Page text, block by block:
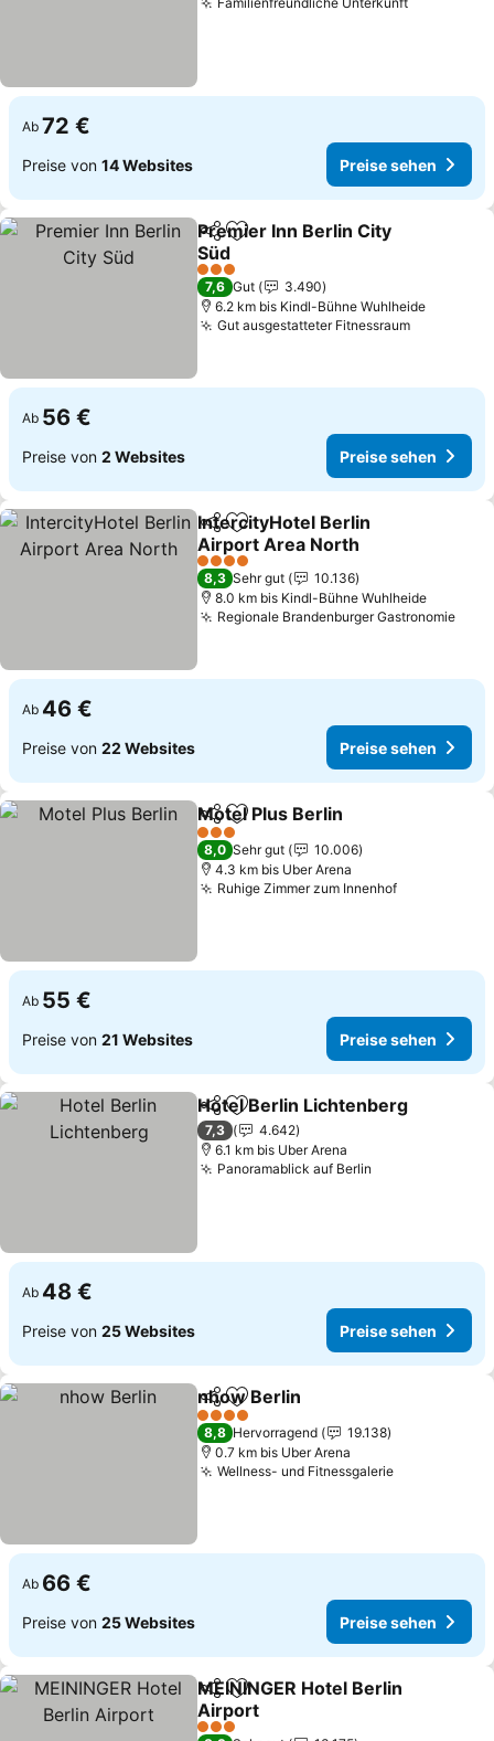
Preise
Ab 72 €
Preise von 14 Websites Preise sehen
TeilenZu Favoriten hinzufügen
Premier Inn Berlin City
Süd
Preise sehen
3 Sterne
7,6 Gut
3.490
6.2 km bis Kindl-Bühne Wuhlheide
Gut ausgestatteter FitnessraumPreise
Ab 56 €
Preise von 2 Websites Preise sehen
TeilenZu Favoriten hinzufügen
IntercityHotel Berlin
Airport Area North
Preise sehen
4 Sterne
8,3 Sehr gut
10.136
8.0 km bis Kindl-Bühne Wuhlheide
Regionale Brandenburger Gastronomie
Ab 46 €
Preise von 22 Websites Preise sehen
TeilenZu Favoriten hinzufügen
Motel Plus Berlin
3 Sterne
8,0 Sehr gut
10.006
4.3 km bis Uber Arena
Ruhige Zimmer zum InnenhofPreise
Ab 55 €
Preise von 21 Websites Preise sehen
TeilenZu Favoriten hinzufügen
Hotel Berlin Lichtenberg
7,3
4.642
6.1 km bis Uber Arena
Panoramablick auf Berlin
Ab 48 €
Preise von 25 Websites Preise sehen
TeilenZu Favoriten hinzufügen
nhow Berlin
4 Sterne
8,8 Hervorragend
19.138
0.7 km bis Uber Arena
Wellness- und FitnessgaleriePreise
Ab 66 €
Preise von 25 Websites Preise sehen
TeilenZu Favoriten hinzufügen
MEININGER Hotel Berlin
Airport
Preise sehen
3 Sterne